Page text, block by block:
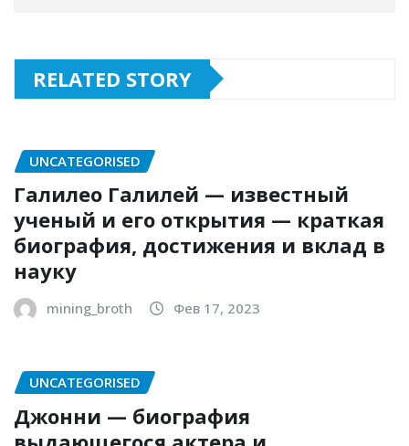
RELATED STORY
UNCATEGORISED
Галилео Галилей — известный
ученый и его открытия — краткая
биография, достижения и вклад в
науку
mining_broth Фев 17, 2023
UNCATEGORISED
Джонни — биография